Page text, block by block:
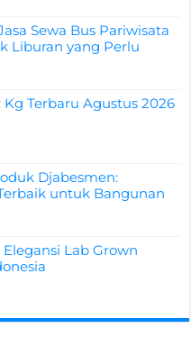
Sewa Bus Pariwisata
Liburan yang Perlu
Terbaru Agustus 2026
Djabesmen:
untuk Bangunan
Lab Grown